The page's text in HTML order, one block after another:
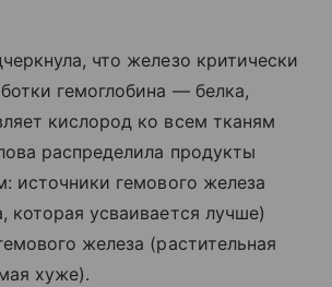
что железо критически
гемоглобина — белка,
кислород ко всем тканям
распределила продукты
источники гемового железа
которая усваивается лучше)
железа (растительная
хуже).